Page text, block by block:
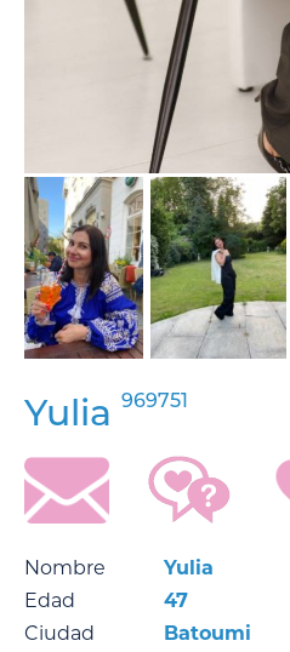
Yulia 969751
Nombre
Yulia
Edad
47
Ciudad
Batoumi